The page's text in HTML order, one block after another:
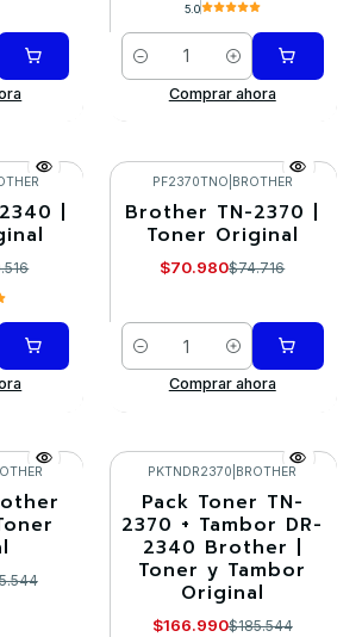
5.0
Cantidad
Comprar ahora
| -5%
PF2370TNO BROTHER
Brother TN-2370 |
Toner Original
$70.980$74.716
Cantidad
Comprar ahora
-10%
PKTNDR2370 BROTHER
Pack Toner TN-
2370 + Tambor DR-
2340 Brother |
Toner y Tambor
Original
$166.990$185.544